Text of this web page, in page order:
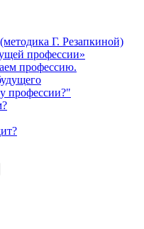
Г. Резапкиной)
профессии»
профессию.
профессии?"